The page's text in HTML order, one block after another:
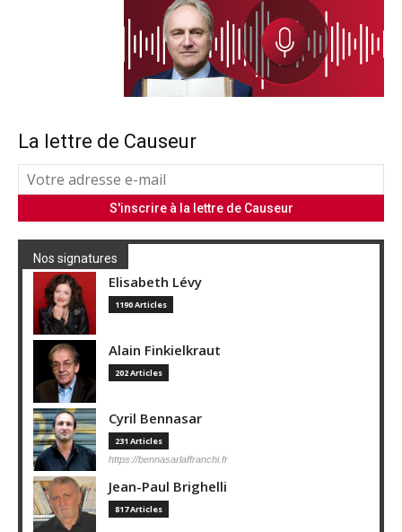
La lettre de Causeur
Nos signatures
Elisabeth Lévy
1190 Articles
Alain Finkielkraut
202 Articles
Cyril Bennasar
231 Articles
https://bennasarlaffranchi.fr
Jean-Paul Brighelli
817 Articles